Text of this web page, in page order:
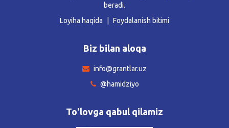
beradi.
Loyiha haqida
Foydalanish bitimi
Biz bilan aloqa
info@grantlar.uz
@hamidziyo
To'lovga qabul qilamiz